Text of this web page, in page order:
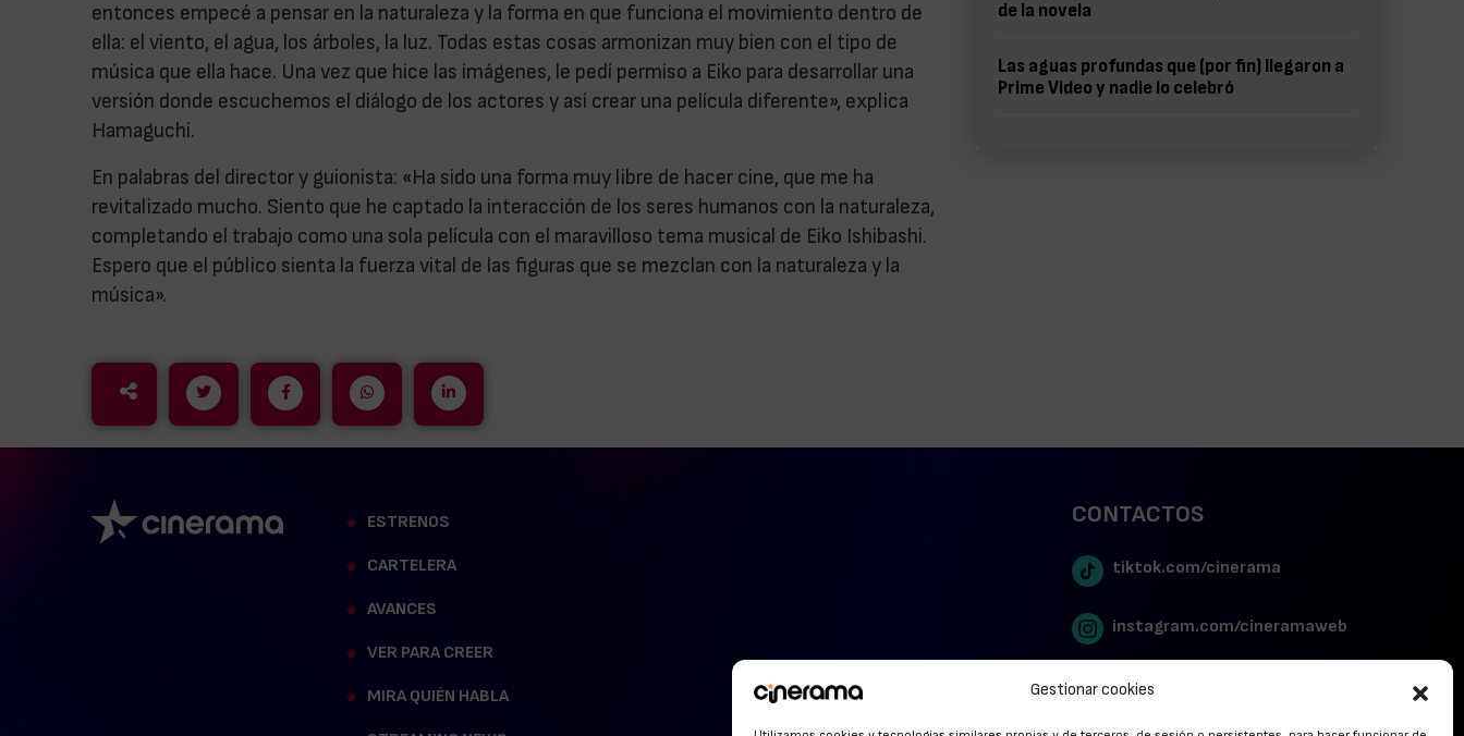
Gestionar cookies
entonces empecé a pensar en la naturaleza y la forma en que funciona el movimiento dentro de
ella: el viento, el agua, los árboles, la luz. Todas estas cosas armonizan muy bien con el tipo de
música que ella hace. Una vez que hice las imágenes, le pedí permiso a Eiko para desarrollar una
versión donde escuchemos el diálogo de los actores y así crear una película diferente», explica
Hamaguchi.
En palabras del director y guionista: «Ha sido una forma muy libre de hacer cine, que me ha
revitalizado mucho. Siento que he captado la interacción de los seres humanos con la naturaleza,
completando el trabajo como una sola película con el maravilloso tema musical de Eiko Ishibashi.
Espero que el público sienta la fuerza vital de las figuras que se mezclan con la naturaleza y la
música».
de la novela
Las aguas profundas que (por fin) llegaron a
Prime Video y nadie lo celebró
ESTRENOS
CARTELERA
AVANCES
VER PARA CREER
MIRA QUIÉN HABLA
CONTACTOS
tiktok.com/cinerama
instagram.com/cineramaweb
twitter.com/cinerames